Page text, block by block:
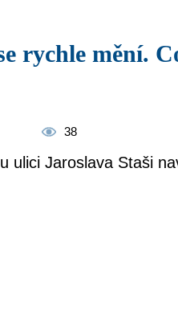
38
ulici Jaroslava Staši